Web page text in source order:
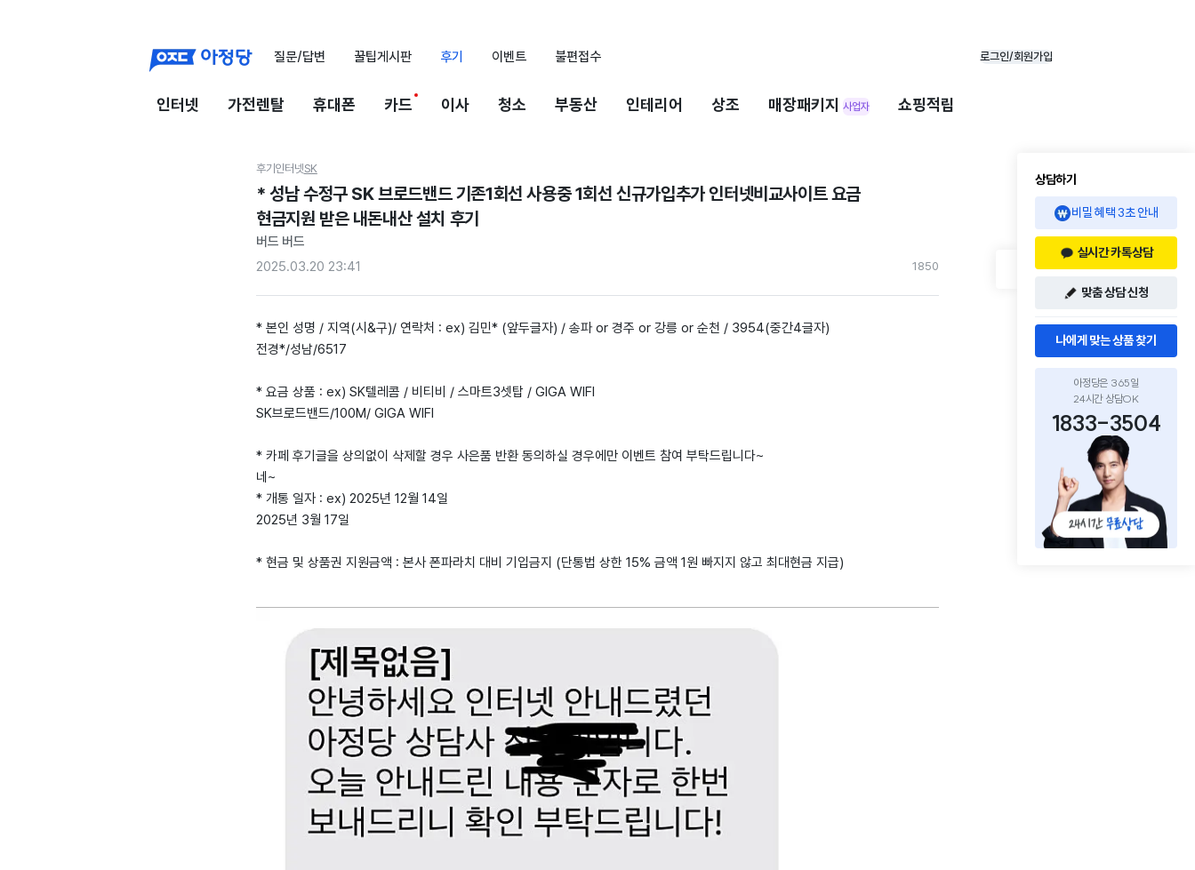
질문/답변 꿀팁게시판 후기 이벤트 불편접수 로그인/회원가입
인터넷 가전렌탈 휴대폰 카드 이사 청소 부동산 인테리어 상조 매장패키지 사업자 쇼핑적립
후기 인터넷SK
* 성남 수정구 SK 브로드밴드 기존1회선 사용중 1회선 신규가입추가 인터넷비교사이트 요금
현금지원 받은 내돈내산 설치 후기
버드 버드
2025.03.20 23:41
1850
* 본인 성명 / 지역(시&구)/ 연락처 : ex) 김민* (앞두글자) / 송파 or 경주 or 강릉 or 순천 / 3954(중간4글자)
전경*/성남/6517
* 요금 상품 : ex) SK텔레콤 / 비티비 / 스마트3셋탑 / GIGA WIFI
SK브로드밴드/100M/ GIGA WIFI
* 카페 후기글을 상의없이 삭제할 경우 사은품 반환 동의하실 경우에만 이벤트 참여 부탁드립니다~
네~
* 개통 일자 : ex) 2025년 12월 14일
2025년 3월 17일
* 현금 및 상품권 지원금액 : 본사 폰파라치 대비 기입금지 (단통법 상한 15% 금액 1원 빠지지 않고 최대현금 지급)
상담하기
비밀 혜택 3초 안내
실시간 카톡상담
맞춤 상담 신청
나에게 맞는 상품 찾기
아정당은 365일
24시간 상담OK
1833-3504